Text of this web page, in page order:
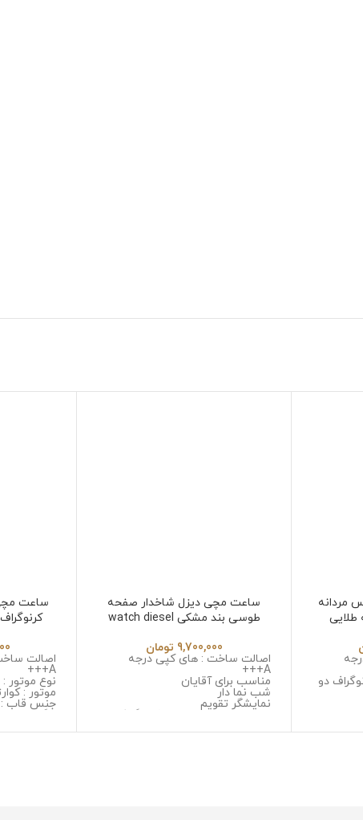
مردانه
طلایی
دو
خش
ساعت مچی دیزل شاخدار صفحه
طوسی بند مشکی watch diesel
9,700,000 تومان
اصالت ساخت : های کپی درجه
A+++
مناسب برای آقایان
شب نما دار
نمایشگر تقویم
نوع موتور : سه موتوره کرنوگراف
جنس قاب : استینلس استیل ضد
ساعت
اصالت
A+++
نوع موتور
موتور :
جنس قاب :
زنگ و ضد
کیفیت